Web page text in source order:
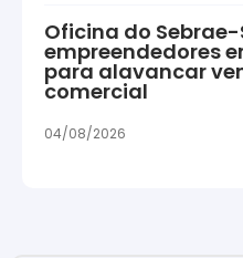
Oficina do
empreendedores
para alavancar
comercial
04/08/2026